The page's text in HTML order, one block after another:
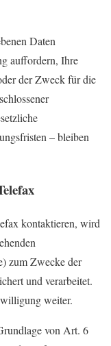
Daten
auffordern, Ihre
der Zweck für die
– bleiben
kontaktieren, wird
zum Zwecke der
und verarbeitet.
weiter.
von Art. 6